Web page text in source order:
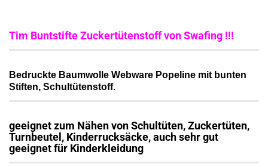
Tim Buntstifte Zuckertütenstoff von Swafing !!!
Bedruckte Baumwolle Webware Popeline mit bunten
Stiften, Schultütenstoff.
geeignet zum Nähen von Schultüten, Zuckertüten,
Turnbeutel, Kinderrucksäcke, auch sehr gut
geeignet für Kinderkleidung